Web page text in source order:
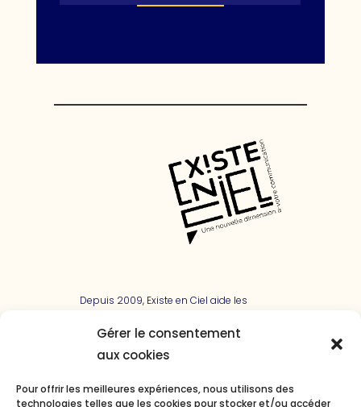
Gérer le consentement
aux cookies
Pour offrir les meilleures expériences, nous utilisons des
technologies telles que les cookies pour stocker et/ou accéder
Depuis 2009, Existe en Ciel aide les
canaux. Mais soyons honnêtes, ça
nous nous sommes focalisés sur
avec enthousiasme et conviction, nous